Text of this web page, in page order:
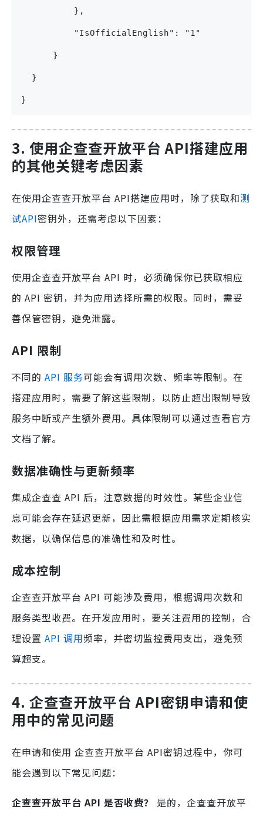
},
"IsOfficialEnglish": "1"
}
}
}
3. 使用企查查开放平台 API搭建应用
的其他关键考虑因素
在使用企查查开放平台 API搭建应用时，除了获取和测
试API密钥外，还需考虑以下因素：
权限管理
使用企查查开放平台 API 时，必须确保你已获取相应
的 API 密钥，并为应用选择所需的权限。同时，需妥
善保管密钥，避免泄露。
API 限制
不同的 API 服务可能会有调用次数、频率等限制。在
搭建应用时，需要了解这些限制，以防止超出限制导致
服务中断或产生额外费用。具体限制可以通过查看官方
文档了解。
数据准确性与更新频率
集成企查查 API 后，注意数据的时效性。某些企业信
息可能会存在延迟更新，因此需根据应用需求定期核实
数据，以确保信息的准确性和及时性。
成本控制
企查查开放平台 API 可能涉及费用，根据调用次数和
服务类型收费。在开发应用时，要关注费用的控制，合
理设置 API 调用频率，并密切监控费用支出，避免预
算超支。
4. 企查查开放平台 API密钥申请和使
用中的常见问题
在申请和使用 企查查开放平台 API密钥过程中，你可
能会遇到以下常见问题：
企查查开放平台 API 是否收费？ 是的，企查查开放平